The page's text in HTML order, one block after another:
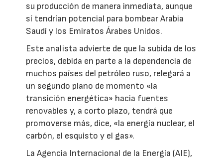
su producción de manera inmediata, aunque
sí tendrían potencial para bombear Arabia
Saudí y los Emiratos Árabes Unidos.
Este analista advierte de que la subida de los
precios, debida en parte a la dependencia de
muchos países del petróleo ruso, relegará a
un segundo plano de momento «la
transición energética» hacia fuentes
renovables y, a corto plazo, tendrá que
promoverse más, dice, «la energía nuclear, el
carbón, el esquisto y el gas».
La Agencia Internacional de la Energía (AIE),